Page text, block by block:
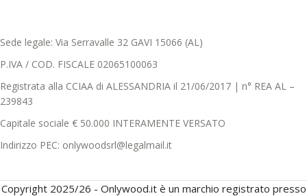
Sede legale: Via Serravalle 32 GAVI 15066 (AL)
P.IVA / COD. FISCALE 02065100063
Registrata alla CCIAA di ALESSANDRIA il 21/06/2017 | n° REA AL –
239843
Capitale sociale € 50.000 INTERAMENTE VERSATO
Indirizzo PEC: onlywoodsrl@legalmail.it
Copyright 2025/26 - Onlywood.it è un marchio registrato presso